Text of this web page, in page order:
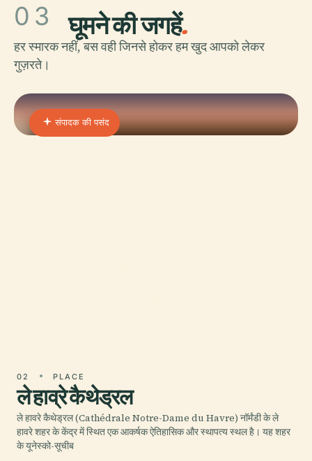
03 घूमने की जगहें.
हर स्मारक नहीं, बस वही जिनसे होकर हम खुद आपको लेकर
गुज़रते।
संपादक की पसंद
02 PLACE
ले हाव्रे कैथेड्रल
ले हावरे कैथेड्रल (Cathédrale Notre-Dame du Havre) नॉर्मंडी के ले
हावरे शहर के केंद्र में स्थित एक आकर्षक ऐतिहासिक और स्थापत्य स्थल है। यह शहर
के यूनेस्को-सूचीब